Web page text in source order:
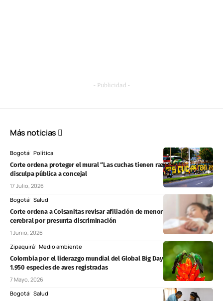
- Publicidad -
Más noticias
Bogotá Política
Corte ordena proteger el mural “Las cuchas tienen razón” y exige
disculpa pública a concejal
17 Julio, 2026
Bogotá Salud
Corte ordena a Colsanitas revisar afiliación de menor con cáncer
cerebral por presunta discriminación
1 Junio, 2026
Zipaquirá Medio ambiente
Colombia por el liderazgo mundial del Global Big Day 2026 con más de
1.950 especies de aves registradas
7 Mayo, 2026
Bogotá Salud